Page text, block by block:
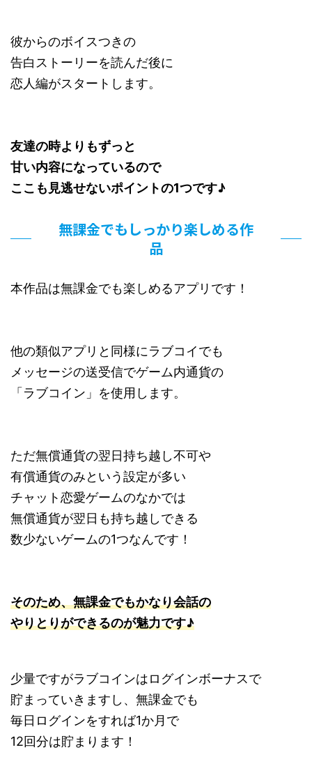
彼からのボイスつきの
告白ストーリーを読んだ後に
恋人編がスタートします。
友達の時よりもずっと
甘い内容になっているので
ここも見逃せないポイントの1つです♪
無課金でもしっかり楽しめる作
品
本作品は無課金でも楽しめるアプリです！
他の類似アプリと同様にラブコイでも
メッセージの送受信でゲーム内通貨の
「ラブコイン」を使用します。
ただ無償通貨の翌日持ち越し不可や
有償通貨のみという設定が多い
チャット恋愛ゲームのなかでは
無償通貨が翌日も持ち越しできる
数少ないゲームの1つなんです！
そのため、無課金でもかなり会話の
やりとりができるのが魅力です♪
少量ですがラブコインはログインボーナスで
貯まっていきますし、無課金でも
毎日ログインをすれば1か月で
12回分は貯まります！